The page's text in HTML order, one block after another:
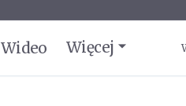
Wideo Więcej